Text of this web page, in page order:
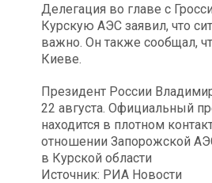
Делегация во главе с
Курскую АЭС заявил, что
важно. Он также сообщал,
Киеве.
Президент России
22 августа. Официальный
находится в плотном
отношении Запорожской
в Курской области
Источник: РИА Новости